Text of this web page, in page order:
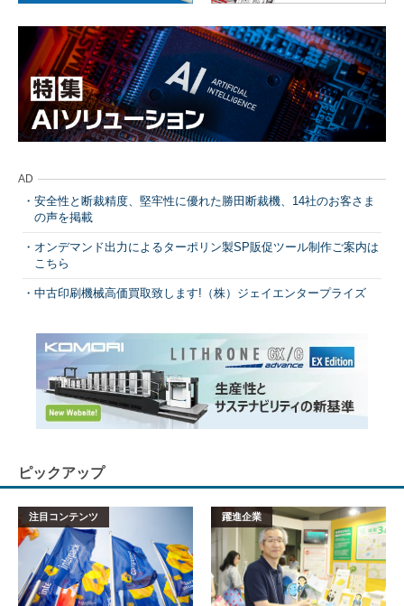
AD
安全性と断裁精度、堅牢性に優れた勝田断裁機、14社のお客さま
の声を掲載
オンデマンド出力によるターポリン製SP販促ツール制作ご案内は
こちら
中古印刷機械高価買取致します!（株）ジェイエンタープライズ
ピックアップ
注目コンテンツ 躍進企業